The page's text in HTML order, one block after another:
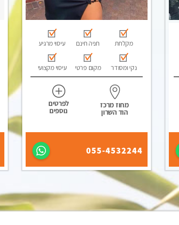
מקלחת חניה חינם עיסוי מרגיע
נקי ומסודר מקום פרטי עיסוי מקצועי
מחוז מרכז
הוד השרון
לפרטים
נוספים
055-4532244